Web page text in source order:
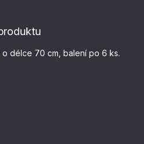
délce 70 cm, balení po 6 ks.